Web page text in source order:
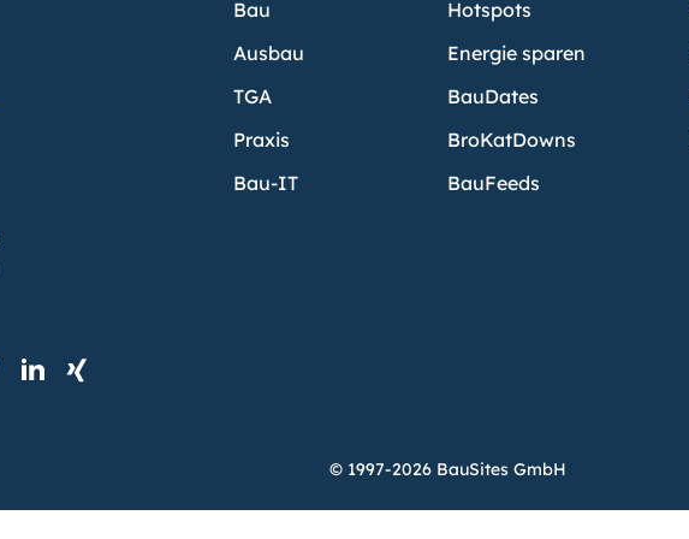
Bau
Ausbau
TGA
Praxis
Bau-IT
Hotspots
Energie sparen
BauDates
BroKatDowns
BauFeeds
© 1997-2026 BauSites GmbH